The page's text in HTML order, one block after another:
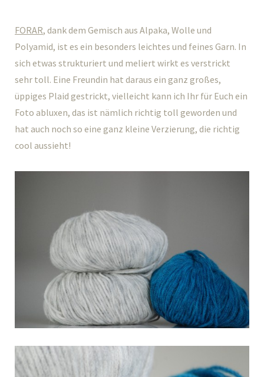
FORAR, dank dem Gemisch aus Alpaka, Wolle und
Polyamid, ist es ein besonders leichtes und feines Garn. In
sich etwas strukturiert und meliert wirkt es verstrickt
sehr toll. Eine Freundin hat daraus ein ganz großes,
üppiges Plaid gestrickt, vielleicht kann ich Ihr für Euch ein
Foto abluxen, das ist nämlich richtig toll geworden und
hat auch noch so eine ganz kleine Verzierung, die richtig
cool aussieht!